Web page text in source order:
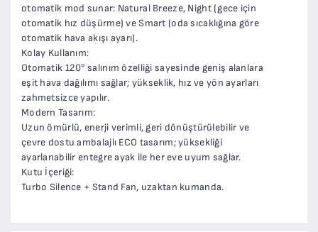
otomatik mod sunar: Natural Breeze, Night (gece için
otomatik hız düşürme) ve Smart (oda sıcaklığına göre
otomatik hava akışı ayarı).
Kolay Kullanım:
Otomatik 120° salınım özelliği sayesinde geniş alanlara
eşit hava dağılımı sağlar; yükseklik, hız ve yön ayarları
zahmetsizce yapılır.
Modern Tasarım:
Uzun ömürlü, enerji verimli, geri dönüştürülebilir ve
çevre dostu ambalajlı ECO tasarım; yüksekliği
ayarlanabilir entegre ayak ile her eve uyum sağlar.
Kutu İçeriği:
Turbo Silence + Stand Fan, uzaktan kumanda.